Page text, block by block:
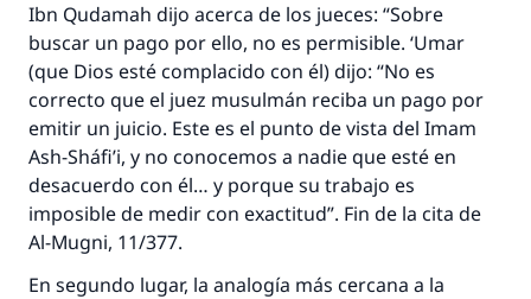
Ibn Qudamah dijo acerca de los jueces: “Sobre
buscar un pago por ello, no es permisible. ‘Umar
(que Dios esté complacido con él) dijo: “No es
correcto que el juez musulmán reciba un pago por
emitir un juicio. Este es el punto de vista del Imam
Ash-Sháfi’i, y no conocemos a nadie que esté en
desacuerdo con él… y porque su trabajo es
imposible de medir con exactitud”. Fin de la cita de
Al-Mugni, 11/377.
En segundo lugar, la analogía más cercana a la